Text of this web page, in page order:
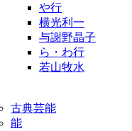
や行
横光利一
与謝野晶子
ら・わ行
若山牧水
古典芸能
能